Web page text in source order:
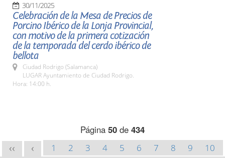
30/11/2025
Celebración de la Mesa de Precios de
Porcino Ibérico de la Lonja Provincial,
con motivo de la primera cotización
de la temporada del cerdo ibérico de
bellota
Ciudad Rodrigo (Salamanca)
LUGAR Ayuntamiento de Ciudad Rodrigo.
Hora: 14:00 h.
Página 50 de 434
<< < 1 2 3 4 5 6 7 8 9
10